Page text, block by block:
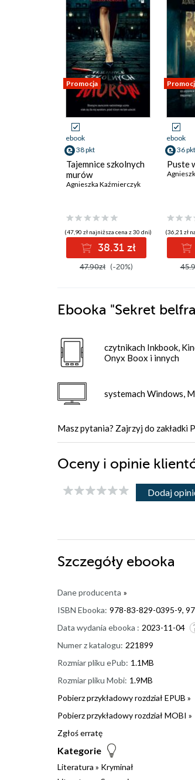
Promocja
ebook
38 pkt
Tajemnice szkolnych
murów
Agnieszka Kaźmierczyk
(47,90 zł najniższa cena z 30 dni)
38.31 zł
47.90zł (-20%)
ebook
36 pkt
Puste
(36,21 zł
Ebooka "Sekret
czytnikach Inkbook,
Onyx Boox i innych
systemach Windows,
Masz pytania? Zajrzyj do zakładki
Oceny i opinie
Dodaj
Szczegóły ebooka
Dane producenta »
ISBN Ebooka: 978-83-829-0395-9,
Data wydania ebooka : 2023-11-04
Numer z katalogu: 221899
Rozmiar pliku ePub: 1.1MB
Rozmiar pliku Mobi: 1.9MB
Pobierz przykładowy rozdział EPUB »
Pobierz przykładowy rozdział MOBI »
Zgłoś erratę
Kategorie
Literatura » Kryminał